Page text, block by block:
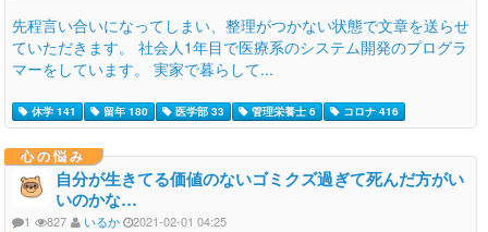
先程言い合いになってしまい、整理がつかない状態で文章を送らせ
ていただきます。 社会人1年目で医療系のシステム開発のプログラ
マーをしています。 実家で暮らして...
休学 141 留年 180 医学部 33 管理栄養士 6 コロナ 416
心の悩み
自分が生きてる価値のないゴミクズ過ぎて死んだ方がい
いのかな…
1 827 いるか 2021-02-01 04:25